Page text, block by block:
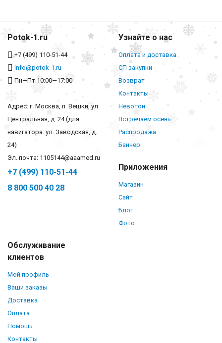
Potok-1.ru
+7 (499) 110-51-44
info@potok-1.ru
Пн—Пт 10:00—17:00
Адрес: г. Москва, п. Вешки, ул.
Центральная, д. 24 (для
навигатора: ул. Заводская, д.
24)
Эл. почта: 1105144@aaamed.ru
+7 (499) 110-51-44
8 800 500 40 28
Узнайте о нас
Оплата и доставка
СП закупки
Возврат
Контакты
Невотон
Встречаем осень
Распродажа
Баннер
Приложения
Магазин
Сайт
Блог
Фото
Обслуживание
клиентов
Мой профиль
Ваши заказы
Доставка
Оплата
Помощь
Контакты